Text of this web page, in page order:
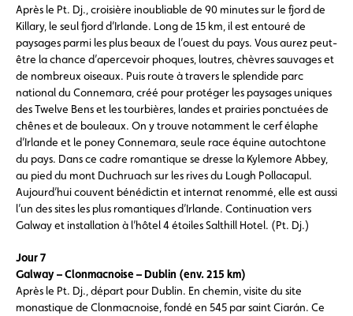
Après le Pt. Dj., croisière inoubliable de 90 minutes sur le fjord de
Killary, le seul fjord d’Irlande. Long de 15 km, il est entouré de
paysages parmi les plus beaux de l’ouest du pays. Vous aurez peut-
être la chance d’apercevoir phoques, loutres, chèvres sauvages et
de nombreux oiseaux. Puis route à travers le splendide parc
national du Connemara, créé pour protéger les paysages uniques
des Twelve Bens et les tourbières, landes et prairies ponctuées de
chênes et de bouleaux. On y trouve notamment le cerf élaphe
d’Irlande et le poney Connemara, seule race équine autochtone
du pays. Dans ce cadre romantique se dresse la Kylemore Abbey,
au pied du mont Duchruach sur les rives du Lough Pollacapul.
Aujourd’hui couvent bénédictin et internat renommé, elle est aussi
l’un des sites les plus romantiques d’Irlande. Continuation vers
Galway et installation à l’hôtel 4 étoiles Salthill Hotel. (Pt. Dj.)
Jour 7
Galway – Clonmacnoise – Dublin (env. 215 km)
Après le Pt. Dj., départ pour Dublin. En chemin, visite du site
monastique de Clonmacnoise, fondé en 545 par saint Ciarán. Ce